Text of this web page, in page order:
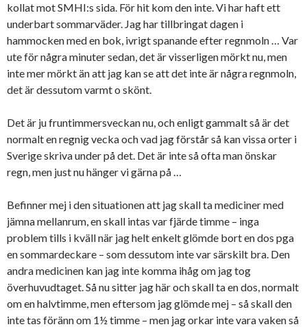
kollat mot SMHI:s sida. För hit kom den inte. Vi har haft ett
underbart sommarväder. Jag har tillbringat dagen i
hammocken med en bok, ivrigt spanande efter regnmoln … Var
ute för några minuter sedan, det är visserligen mörkt nu, men
inte mer mörkt än att jag kan se att det inte är några regnmoln,
det är dessutom varmt o skönt.
Det är ju fruntimmersveckan nu, och enligt gammalt så är det
normalt en regnig vecka och vad jag förstår så kan vissa orter i
Sverige skriva under på det. Det är inte så ofta man önskar
regn, men just nu hänger vi gärna på …
Befinner mej i den situationen att jag skall ta mediciner med
jämna mellanrum, en skall intas var fjärde timme – inga
problem tills i kväll när jag helt enkelt glömde bort en dos pga
en sommardeckare – som dessutom inte var särskilt bra. Den
andra medicinen kan jag inte komma ihåg om jag tog
överhuvudtaget. Så nu sitter jag här och skall ta en dos, normalt
om en halvtimme, men eftersom jag glömde mej – så skall den
inte tas föränn om 1½ timme – men jag orkar inte vara vaken så